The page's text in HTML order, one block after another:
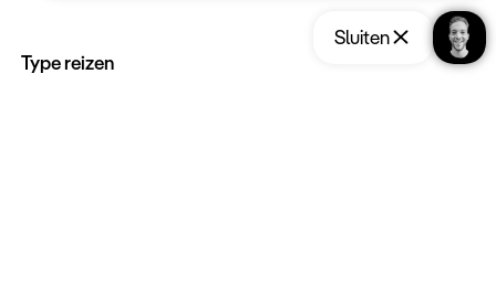
Sluiten
Type reizen